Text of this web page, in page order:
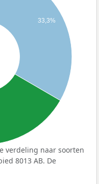
33,3%
verdeling naar soorten
8013 AB. De